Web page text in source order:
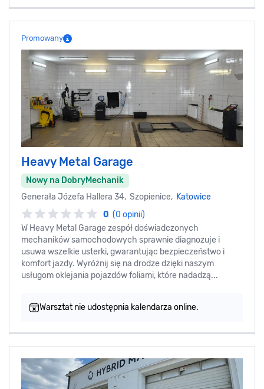
Promowany
Heavy Metal Garage
Nowy na DobryMechanik
Generała Józefa Hallera 34, Szopienice, Katowice
0 (0 opinii)
W Heavy Metal Garage zespół doświadczonych
mechaników samochodowych sprawnie diagnozuje i
usuwa wszelkie usterki, gwarantując bezpieczeństwo i
komfort jazdy. Wyróżnij się na drodze dzięki naszym
usługom oklejania pojazdów foliami, które nadadzą...
Warsztat nie udostępnia kalendarza online.